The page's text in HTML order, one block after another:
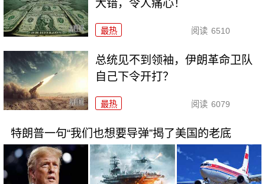
大错，令人痛心！
最热 阅读 6510
总统见不到领袖，伊朗革命卫队
自己下令开打？
最热 阅读 6079
特朗普一句“我们也想要导弹”揭了美国的老底